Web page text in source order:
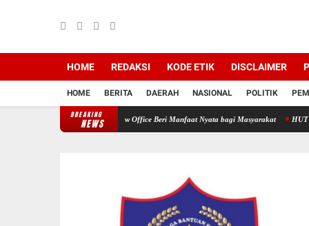
HOME REDAKSI KODE ETIK DISCLAIMER
HOME BERITA DAERAH NASIONAL POLITIK
BREAKING
NEWS
Medika Dan HNP Law Office Beri Manfaat Nyata bagi Masyarakat HUT HNP Law